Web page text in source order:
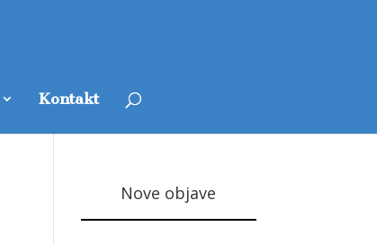
Kontakt
Nove objave